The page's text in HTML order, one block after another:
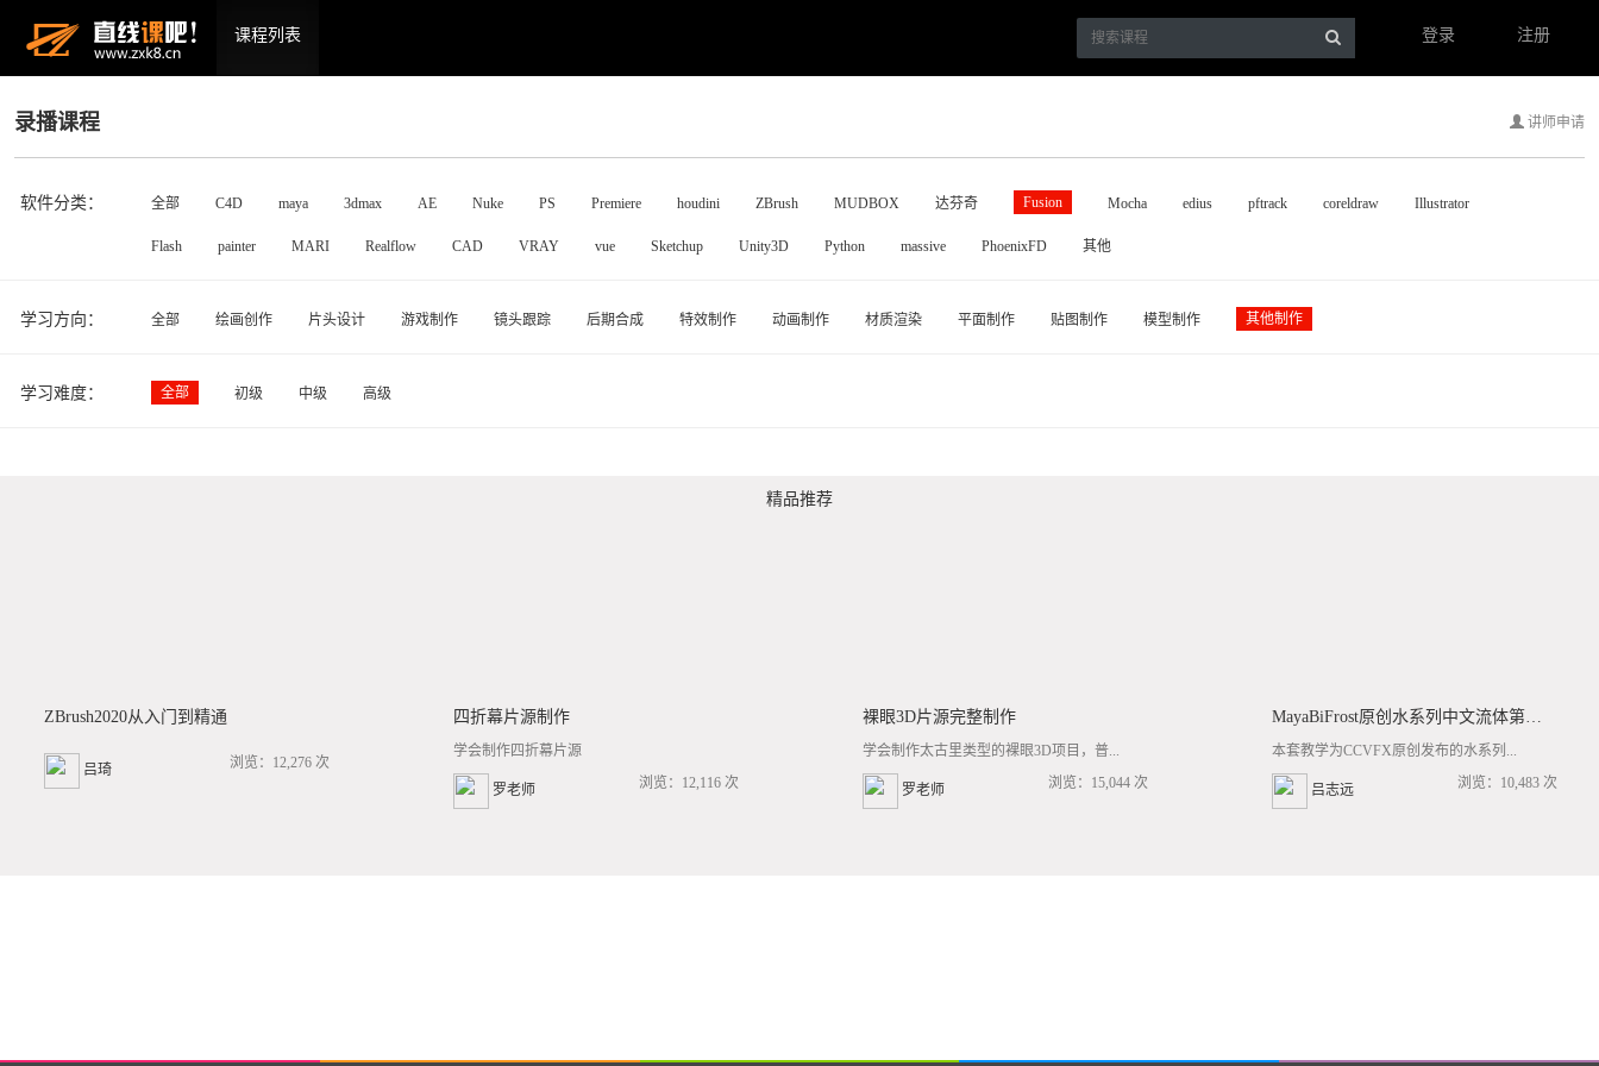
课程列表 登录 注册
录播课程 讲师申请
软件分类： 全部 C4D maya 3dmax AE Nuke PS Premiere houdini ZBrush MUDBOX 达芬奇 Fusion Mocha edius pftrack coreldraw Illustrator
Flash painter MARI Realflow CAD VRAY vue Sketchup Unity3D Python massive PhoenixFD 其他
学习方向： 全部 绘画创作 片头设计 游戏制作 镜头跟踪 后期合成 特效制作 动画制作 材质渲染 平面制作 贴图制作 模型制作 其他制作
学习难度： 全部 初级 中级 高级
精品推荐
ZBrush2020从入门到精通
吕琦 浏览：12,276 次
四折幕片源制作
学会制作四折幕片源
罗老师 浏览：12,116 次
裸眼3D片源完整制作
学会制作太古里类型的裸眼3D项目，普...
罗老师 浏览：15,044 次
MayaBiFrost原创水系列中文流体第三套BF基础/高阶案例全流程教学
本套教学为CCVFX原创发布的水系列...
吕志远 浏览：10,483 次